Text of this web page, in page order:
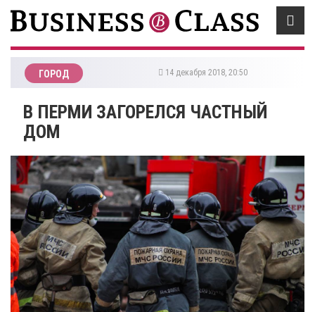
ГОРОД 14 декабря 2018, 20:50
​В ПЕРМИ ЗАГОРЕЛСЯ ЧАСТНЫЙ
ДОМ